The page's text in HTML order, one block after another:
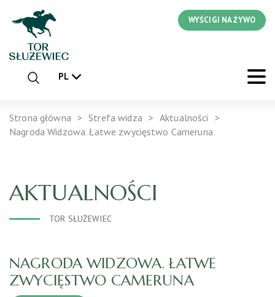
WYŚCIGI NA ŻYWO
PL
Strona główna Strefa widza
Aktualności
Nagroda Widzowa. Łatwe zwycięstwo Cameruna
AKTUALNOŚCI
TOR SŁUŻEWIEC
NAGRODA WIDZOWA. ŁATWE
ZWYCIĘSTWO CAMERUNA